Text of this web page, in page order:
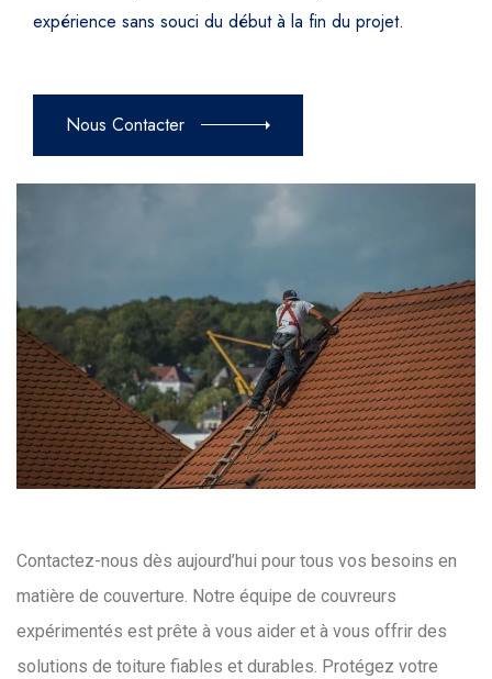
expérience sans souci du début à la fin du projet.
Nous Contacter
Contactez-nous dès aujourd’hui pour tous vos besoins en
matière de couverture. Notre équipe de couvreurs
expérimentés est prête à vous aider et à vous offrir des
solutions de toiture fiables et durables. Protégez votre